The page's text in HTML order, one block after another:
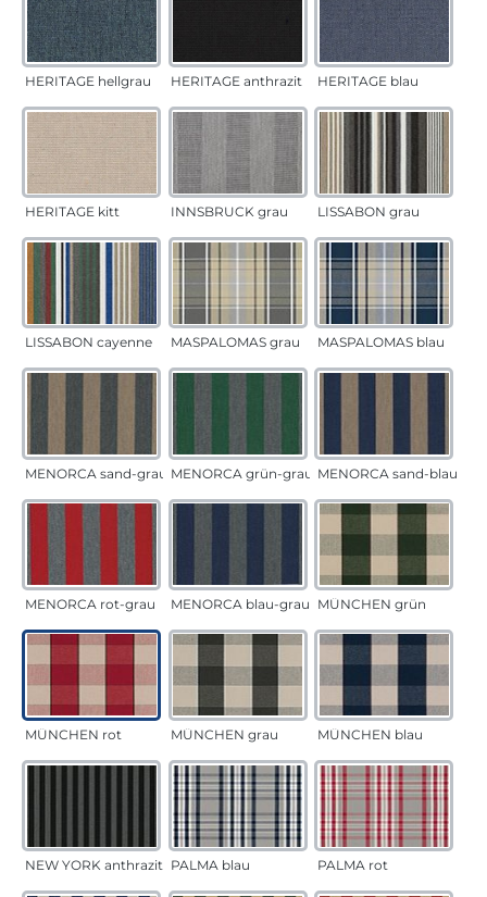
HERITAGE hellgrau HERITAGE anthrazit HERITAGE blau
HERITAGE kitt INNSBRUCK grau LISSABON grau
LISSABON cayenne MASPALOMAS grau MASPALOMAS blau
MENORCA sand-grau MENORCA grün-grau MENORCA sand-blau
MENORCA rot-grau MENORCA blau-grau MÜNCHEN grün
MÜNCHEN rot MÜNCHEN grau MÜNCHEN blau
NEW YORK anthrazit PALMA blau PALMA rot